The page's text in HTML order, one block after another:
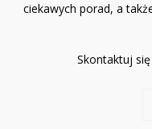
ciekawych porad, a
Skontaktuj